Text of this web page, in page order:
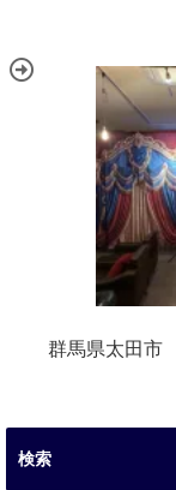
群馬県太田市
検索